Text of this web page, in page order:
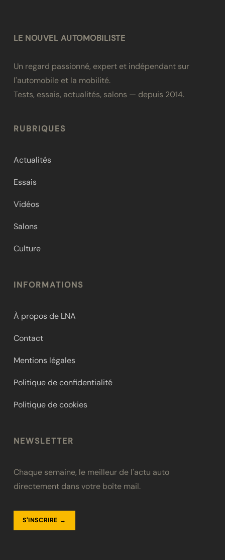
LE NOUVEL AUTOMOBILISTE
Un regard passionné, expert et indépendant sur
l'automobile et la mobilité.
Tests, essais, actualités, salons — depuis 2014.
RUBRIQUES
Actualités
Essais
Vidéos
Salons
Culture
INFORMATIONS
À propos de LNA
Contact
Mentions légales
Politique de confidentialité
Politique de cookies
NEWSLETTER
Chaque semaine, le meilleur de l'actu auto
directement dans votre boîte mail.
S'INSCRIRE →